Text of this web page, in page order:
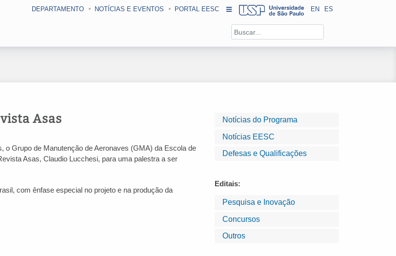
DEPARTAMENTO NOTÍCIAS E EVENTOS PORTAL EESC EN ES
Notícias do Programa
Notícias EESC
Defesas e Qualificações
Editais:
Pesquisa e Inovação
Concursos
Outros
Asas
Grupo de Manutenção de Aeronaves (GMA) da Escola de
Asas, Claudio Lucchesi, para uma palestra a ser
com ênfase especial no projeto e na produção da